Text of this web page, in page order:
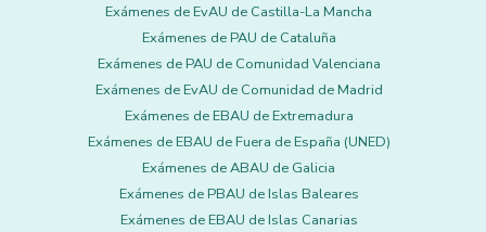
Exámenes de EvAU de Castilla-La Mancha
Exámenes de PAU de Cataluña
Exámenes de PAU de Comunidad Valenciana
Exámenes de EvAU de Comunidad de Madrid
Exámenes de EBAU de Extremadura
Exámenes de EBAU de Fuera de España (UNED)
Exámenes de ABAU de Galicia
Exámenes de PBAU de Islas Baleares
Exámenes de EBAU de Islas Canarias